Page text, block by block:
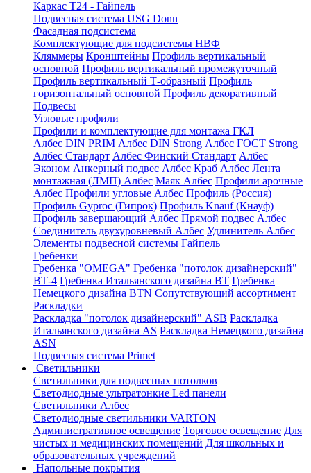
Каркас Т24 - Гайпель
Подвесная система USG Donn
Фасадная подсистема
Комплектующие для подсистемы НВФ
Кляммеры Кронштейны Профиль вертикальный
основной Профиль вертикальный промежуточный
Профиль вертикальный Т-образный Профиль
горизонтальный основной Профиль декоративный
Подвесы
Угловые профили
Профили и комплектующие для монтажа ГКЛ
Албес DIN PRIM Албес DIN Strong Албес ГОСТ Strong
Албес Стандарт Албес Финский Стандарт Албес
Эконом Анкерный подвес Албес Краб Албес Лента
монтажная (ЛМП) Албес Маяк Албес Профили арочные
Албес Профили угловые Албес Профиль (Россия)
Профиль Gyproc (Гипрок) Профиль Knauf (Кнауф)
Профиль завершающий Албес Прямой подвес Албес
Соединитель двухуровневый Албес Удлинитель Албес
Элементы подвесной системы Гайпель
Гребенки
Гребенка "OMEGA" Гребенка "потолок дизайнерский"
ВТ-4 Гребенка Итальянского дизайна BT Гребенка
Немецкого дизайна ВТN Сопутствующий ассортимент
Раскладки
Раскладка "потолок дизайнерский" ASB Раскладка
Итальянского дизайна AS Раскладка Немецкого дизайна
АSN
Подвесная система Primet
Светильники
Светильники для подвесных потолков
Светодиодные ультратонкие Led панели
Светильники Албес
Светодиодные светильники VARTON
Административное освещение Торговое освещение Для
чистых и медицинских помещений Для школьных и
образовательных учреждений
Напольные покрытия